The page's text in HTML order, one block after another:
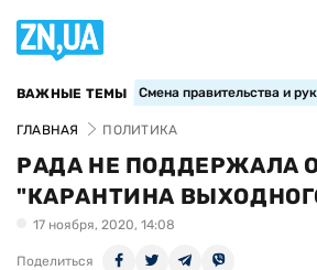
ВАЖНЫЕ ТЕМЫ Смена правительства и
ГЛАВНАЯ ПОЛИТИКА
РАДА НЕ ПОДДЕРЖАЛА
"КАРАНТИНА
17 ноября, 2020, 14:08
Поделиться